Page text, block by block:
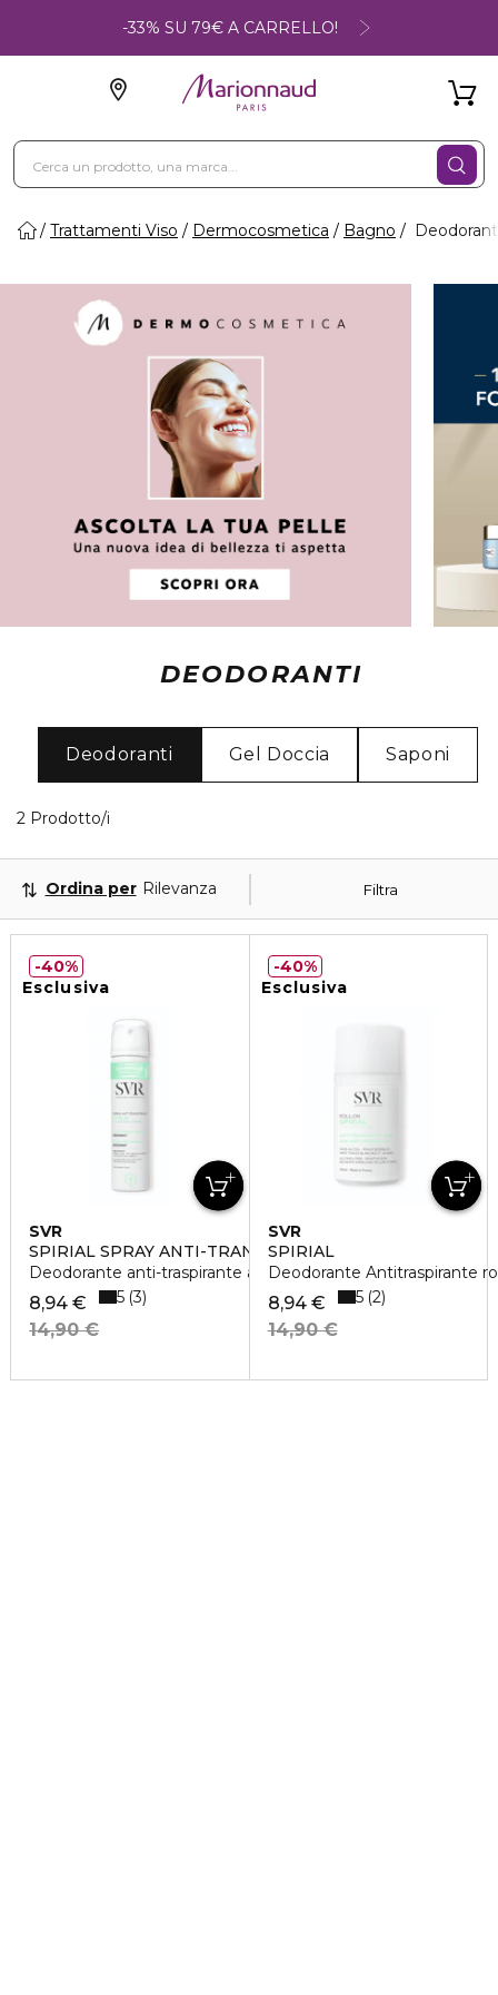
-33% SU 79€ A CARRELLO!
Trattamenti Viso Dermocosmetica Bagno
DEODORANTI
Deodoranti Gel Doccia Saponi
2 Prodotto/i
Filtra
Ordina per Rilevanza
Esclusiva
SVR
SPIRIAL SPRAY ANTI-TRANSPIRANT
Deodorante anti-traspirante azione intensa 48h
8,94 €
14,90 €
5 3
40%
Esclusiva
SVR
SPIRIAL
Deodorante Antitraspirante
8,94 €
14,90 €
5 2
40%